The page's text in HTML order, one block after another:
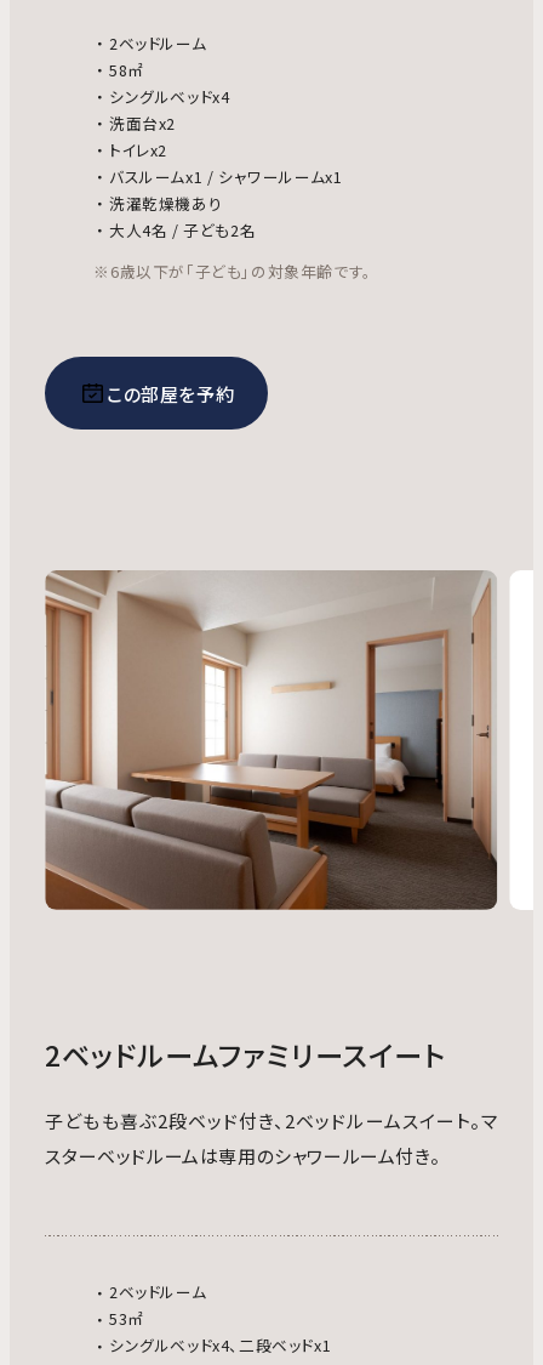
2ベッドルーム
58㎡
シングルベッドx4
洗面台x2
トイレx2
バスルームx1 / シャワールームx1
洗濯乾燥機あり
大人4名 / 子ども2名
※6歳以下が「子ども」の対象年齢です。
この部屋を予約
2ベッドルームファミリースイート
子どもも喜ぶ2段ベッド付き、2ベッドルームスイート。マ
スターベッドルームは専用のシャワールーム付き。
2ベッドルーム
53㎡
シングルベッドx4、二段ベッドx1